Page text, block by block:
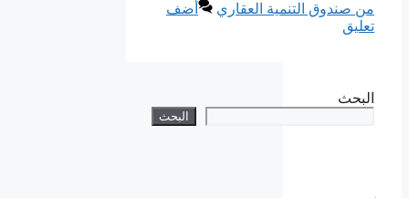
من صندوق التنمية العقاري
أضف
تعليق
البحث
البحث